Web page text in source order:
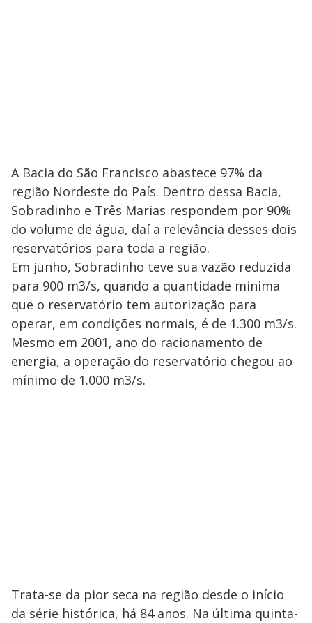
A Bacia do São Francisco abastece 97% da
região Nordeste do País. Dentro dessa Bacia,
Sobradinho e Três Marias respondem por 90%
do volume de água, daí a relevância desses dois
reservatórios para toda a região.
Em junho, Sobradinho teve sua vazão reduzida
para 900 m3/s, quando a quantidade mínima
que o reservatório tem autorização para
operar, em condições normais, é de 1.300 m3/s.
Mesmo em 2001, ano do racionamento de
energia, a operação do reservatório chegou ao
mínimo de 1.000 m3/s.
Trata-se da pior seca na região desde o início
da série histórica, há 84 anos. Na última quinta-